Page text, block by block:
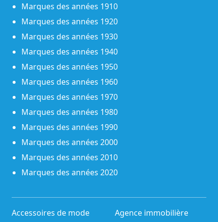
Marques des années 1910
Marques des années 1920
Marques des années 1930
Marques des années 1940
Marques des années 1950
Marques des années 1960
Marques des années 1970
Marques des années 1980
Marques des années 1990
Marques des années 2000
Marques des années 2010
Marques des années 2020
Accessoires de mode
Agence immobilière